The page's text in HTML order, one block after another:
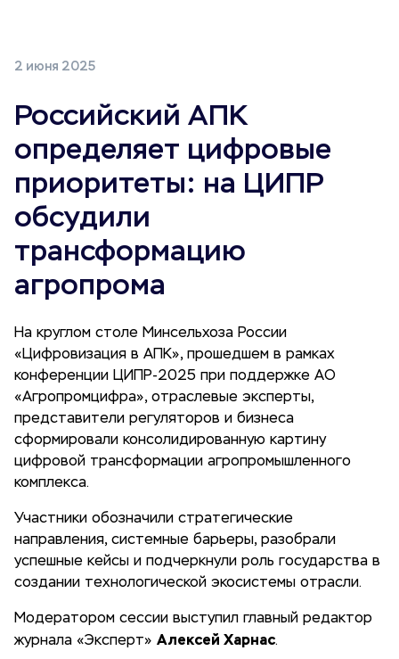
2 июня 2025
Российский АПК
определяет цифровые
приоритеты: на ЦИПР
обсудили
трансформацию
агропрома
На круглом столе Минсельхоза России
«Цифровизация в АПК», прошедшем в рамках
конференции ЦИПР-2025 при поддержке АО
«Агропромцифра», отраслевые эксперты,
представители регуляторов и бизнеса
сформировали консолидированную картину
цифровой трансформации агропромышленного
комплекса.
Участники обозначили стратегические
направления, системные барьеры, разобрали
успешные кейсы и подчеркнули роль государства в
создании технологической экосистемы отрасли.
Модератором сессии выступил главный редактор
журнала «Эксперт» Алексей Харнас.